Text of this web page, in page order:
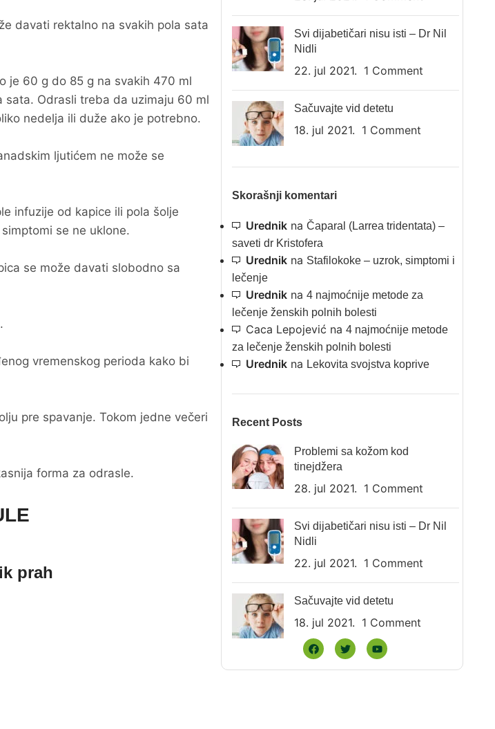
Svi dijabetičari nisu isti – Dr Nil
Nidli
22. jul 2021. 1 Comment
Sačuvajte vid detetu
18. jul 2021. 1 Comment
Skorašnji komentari
Urednikna Čaparal (Larrea tridentata) –
saveti dr Kristofera
Urednikna Stafilokoke – uzrok, simptomi i
lečenje
Urednikna 4 najmoćnije metode za
lečenje ženskih polnih bolesti
Caca Lepojević na 4 najmoćnije metode
za lečenje ženskih polnih bolesti
Urednikna Lekovita svojstva koprive
Recent Posts
Problemi sa kožom kod
tinejdžera
28. jul 2021. 1 Comment
Svi dijabetičari nisu isti – Dr Nil
Nidli
22. jul 2021. 1 Comment
Sačuvajte vid detetu
18. jul 2021. 1 Comment
davati rektalno na svakih pola sata
je 60 g do 85 g na svakih 470 ml
Odrasli treba da uzimaju 60 ml
nedelja ili duže ako je potrebno.
ljutićem ne može se
infuzije od kapice ili pola šolje
se ne uklone.
se može davati slobodno sa
vremenskog perioda kako bi
pre spavanje. Tokom jedne večeri
forma za odrasle.
prah